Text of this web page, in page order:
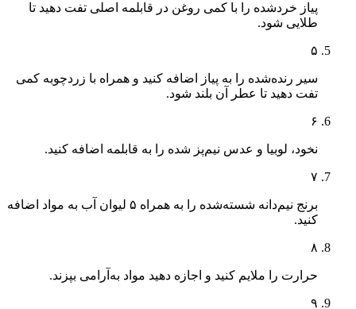
پیاز خردشده را با کمی روغن در قابلمه اصلی تفت دهید تا
طلایی شود.
سیر رنده‌شده را به پیاز اضافه کنید و همراه با زردچوبه کمی
تفت دهید تا عطر آن بلند شود.
نخود، لوبیا و عدس نیم‌پز شده را به قابلمه اضافه کنید.
برنج نیم‌دانه شسته‌شده را به همراه ۵ لیوان آب به مواد اضافه
حرارت را ملایم کنید و اجازه دهید مواد به‌آرامی بپزند.